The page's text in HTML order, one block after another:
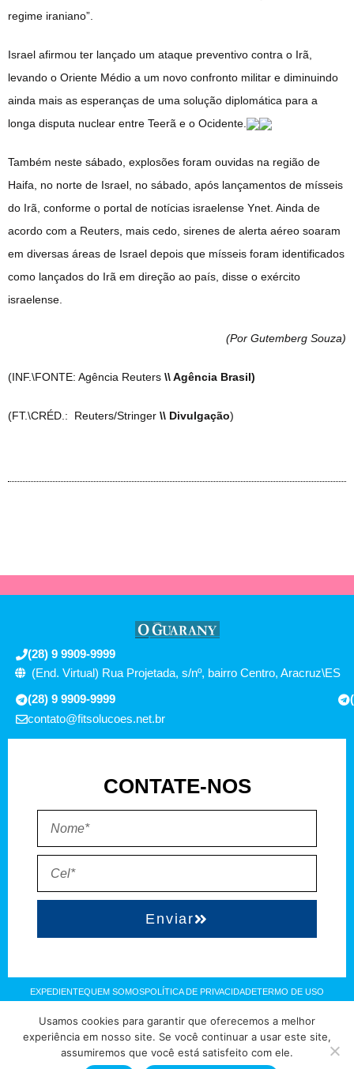
regime iraniano”.
Israel afirmou ter lançado um ataque preventivo contra o Irã,
levando o Oriente Médio a um novo confronto militar e diminuindo
ainda mais as esperanças de uma solução diplomática para a
longa disputa nuclear entre Teerã e o Ocidente.
Também neste sábado, explosões foram ouvidas na região de
Haifa, no norte de Israel, no sábado, após lançamentos de mísseis
do Irã, conforme o portal de notícias israelense Ynet. Ainda de
acordo com a Reuters, mais cedo, sirenes de alerta aéreo soaram
em diversas áreas de Israel depois que mísseis foram identificados
como lançados do Irã em direção ao país, disse o exército
israelense.
(Por Gutemberg Souza)
(INF.\FONTE: Agência Reuters \\ Agência Brasil)
(FT.\CRÉD.: Reuters/Stringer \\ Divulgação)
(28) 9 9909-9999
(End. Virtual) Rua Projetada, s/nº, bairro Centro, Aracruz\ES
(28) 9 9909-9999
contato@fitsolucoes.net.br
CONTATE-NOS
Enviar
EXPEDIENTEQUEM SOMOSPOLÍTICA DE PRIVACIDADETERMO DE USO
Direitos reservados à FIT Soluções = Atualizado pelo Consórcio de
Agências: Kriativuz – Philadelphia – AGS2 = Hospedado em
Usamos cookies para garantir que oferecemos a melhor
experiência em nosso site. Se você continuar a usar este site,
assumiremos que você está satisfeito com ele.